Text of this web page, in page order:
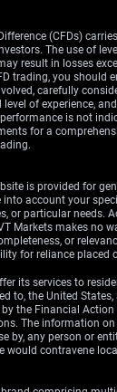
(CFDs)
The use of
result in losses
trading, you should
carefully
of experience,
is not
for a
is provided for
account your
or particular needs.
Markets makes no
or
for reliance placed
its services to
to, the United States,
the Financial Action
The information
by, any person or
would contravene